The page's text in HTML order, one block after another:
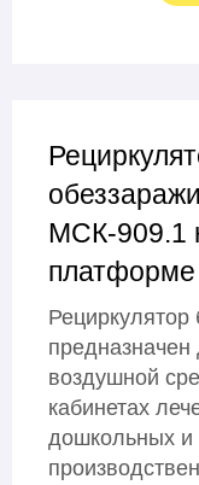
МСК-909.1
платформе
воздушной
кабинетах
дошкольных и